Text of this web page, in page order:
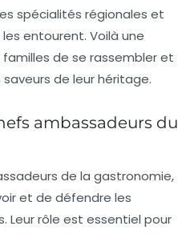
spécialités régionales et
entourent. Voilà une
de se rassembler et
de leur héritage.
ambassadeurs du
de la gastronomie,
et de défendre les
Leur rôle est essentiel pour